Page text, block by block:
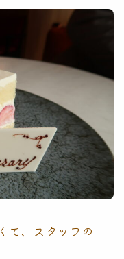
て、スタッフの